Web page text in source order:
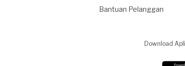
Bantuan Pelanggan
Download